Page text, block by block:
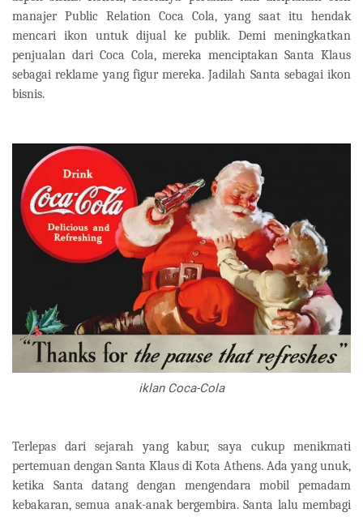
manajer Public Relation Coca Cola, yang saat itu hendak
mencari ikon untuk dijual ke publik. Demi meningkatkan
penjualan dari Coca Cola, mereka menciptakan Santa Klaus
sebagai reklame yang figur mereka. Jadilah Santa sebagai ikon
bisnis.
iklan Coca-Cola
Terlepas dari sejarah yang kabur, saya cukup menikmati
pertemuan dengan Santa Klaus di Kota Athens. Ada yang unuk,
ketika Santa datang dengan mengendara mobil pemadam
kebakaran, semua anak-anak bergembira. Santa lalu membagi